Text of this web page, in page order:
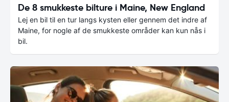
De 8 smukkeste bilture i Maine, New England
Lej en bil til en tur langs kysten eller gennem det indre af
Maine, for nogle af de smukkeste områder kan kun nås i
bil.